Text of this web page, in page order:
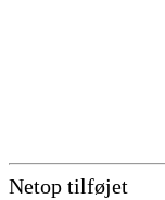
Netop tilføjet